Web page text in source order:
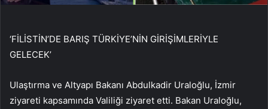
‘FİLİSTİN’DE BARIŞ TÜRKİYE’NİN GİRİŞİMLERİYLE
GELECEK’
Ulaştırma ve Altyapı Bakanı Abdulkadir Uraloğlu, İzmir
ziyareti kapsamında Valiliği ziyaret etti. Bakan Uraloğlu,